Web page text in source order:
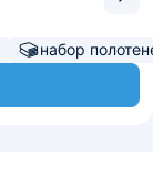
набор